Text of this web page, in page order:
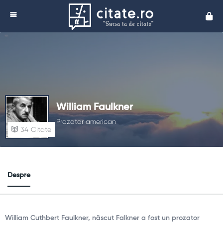
William Faulkner
Prozator american
34 Citate
Despre
William Cuthbert Faulkner, născut Falkner a fost un prozator